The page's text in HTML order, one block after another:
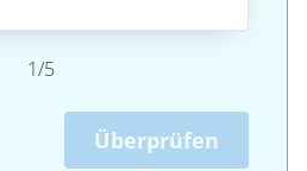
1/5
Überprüfen